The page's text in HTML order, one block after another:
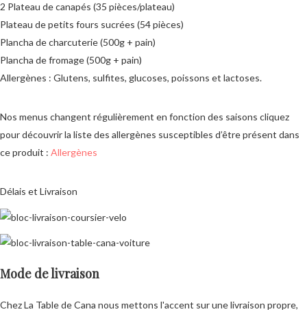
2 Plateau de canapés (35 pièces/plateau)
Plateau de petits fours sucrées (54 pièces)
Plancha de charcuterie (500g + pain)
Plancha de fromage (500g + pain)
Allergènes : Glutens, sulfites, glucoses, poissons et lactoses.
Nos menus changent régulièrement en fonction des saisons cliquez
pour découvrir la liste des allergènes susceptibles d’être présent dans
ce produit : Allergènes
Délais et Livraison
Mode de livraison
Chez La Table de Cana nous mettons l'accent sur une livraison propre,